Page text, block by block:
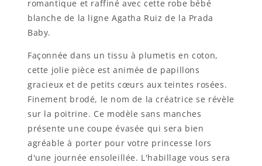
romantique et raffiné avec cette robe bébé
blanche de la ligne Agatha Ruiz de la Prada
Baby.
Façonnée dans un tissu à plumetis en coton,
cette jolie pièce est animée de papillons
gracieux et de petits cœurs aux teintes rosées.
Finement brodé, le nom de la créatrice se révèle
sur la poitrine. Ce modèle sans manches
présente une coupe évasée qui sera bien
agréable à porter pour votre princesse lors
d'une journée ensoleillée. L'habillage vous sera